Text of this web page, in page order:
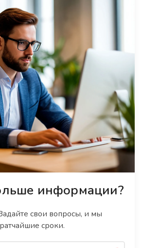
информации?
свои вопросы, и мы
сроки.